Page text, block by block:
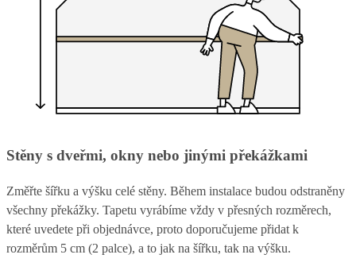
Stěny s dveřmi, okny nebo jinými překážkami
Změřte šířku a výšku celé stěny. Během instalace budou odstraněny
všechny překážky. Tapetu vyrábíme vždy v přesných rozměrech,
které uvedete při objednávce, proto doporučujeme přidat k
rozměrům 5 cm (2 palce), a to jak na šířku, tak na výšku.